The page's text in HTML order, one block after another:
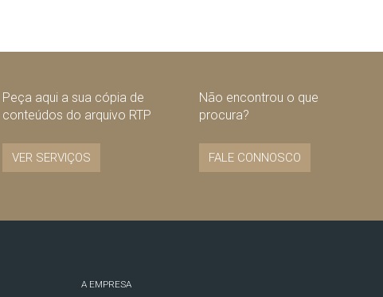
Peça aqui a sua cópia de
conteúdos do arquivo RTP
VER SERVIÇOS
Não encontrou o que
procura?
FALE CONNOSCO
A EMPRESA